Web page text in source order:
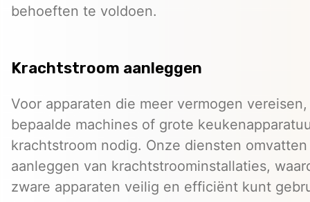
behoeften te voldoen.
Krachtstroom aanleggen
Voor apparaten die meer vermogen
bepaalde machines of grote
krachtstroom nodig. Onze diensten
aanleggen van krachtstroominstallaties,
zware apparaten veilig en efficiënt kunt